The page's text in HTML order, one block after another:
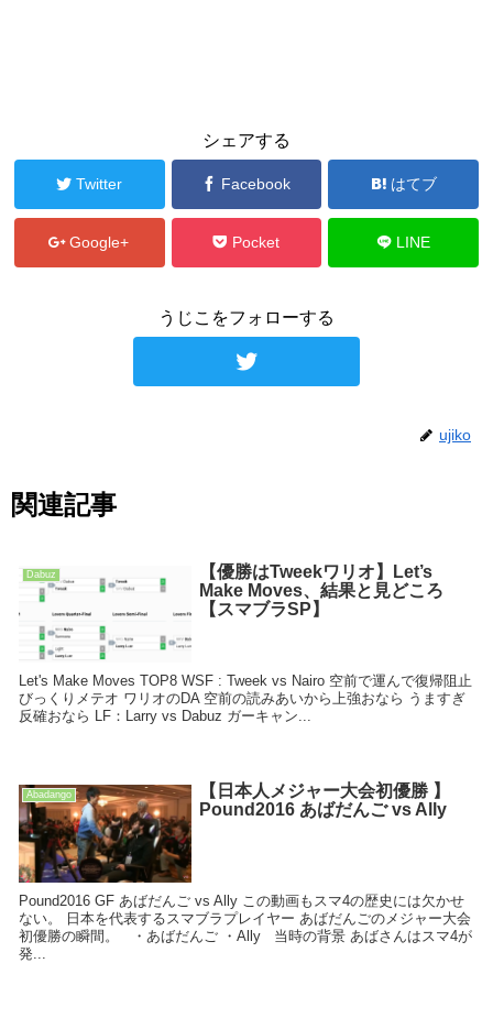
シェアする
Twitter Facebook はてブ
Google+ Pocket LINE
うじこをフォローする
ujiko
関連記事
Dabuz
【優勝はTweekワリオ】Let’s
Make Moves、結果と見どころ
【スマブラSP】
Let's Make Moves TOP8 WSF : Tweek vs Nairo 空前で運んで復帰阻止
びっくりメテオ ワリオのDA 空前の読みあいから上強おなら うますぎ
反確おなら LF：Larry vs Dabuz ガーキャン...
Abadango
【日本人メジャー大会初優勝 】
Pound2016 あばだんご vs Ally
Pound2016 GF あばだんご vs Ally この動画もスマ4の歴史には欠かせ
ない。 日本を代表するスマブラプレイヤー あばだんごのメジャー大会
初優勝の瞬間。 ・あばだんご ・Ally 当時の背景 あばさんはスマ4が
発...